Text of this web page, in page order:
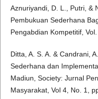
Aznuriyandi, D. L., Putri, &
Pembukuan Sederhana
Pengabdian Kompetitif,
Ditta, A. S. A. & Candrani,
Sederhana dan
Madiun, Society: Jurnal
Masyarakat, Vol 4, No. 1,